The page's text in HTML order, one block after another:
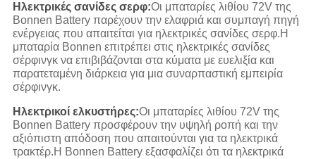
Ηλεκτρικές σανίδες σερφ:Οι μπαταρίες λιθίου 72V της
Bonnen Battery παρέχουν την ελαφριά και συμπαγή πηγή
ενέργειας που απαιτείται για ηλεκτρικές σανίδες σερφ.Η
μπαταρία Bonnen επιτρέπει στις ηλεκτρικές σανίδες
σέρφινγκ να επιβιβάζονται στα κύματα με ευελιξία και
παρατεταμένη διάρκεια για μια συναρπαστική εμπειρία
σέρφινγκ.
Ηλεκτρικοί ελκυστήρες:Οι μπαταρίες λιθίου 72V της
Bonnen Battery προσφέρουν την υψηλή ροπή και την
αξιόπιστη απόδοση που απαιτούνται για τα ηλεκτρικά
τρακτέρ.Η Bonnen Battery εξασφαλίζει ότι τα ηλεκτρικά